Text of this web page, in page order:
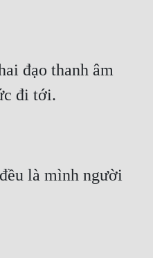
đạo thanh âm
đi tới.
là mình người